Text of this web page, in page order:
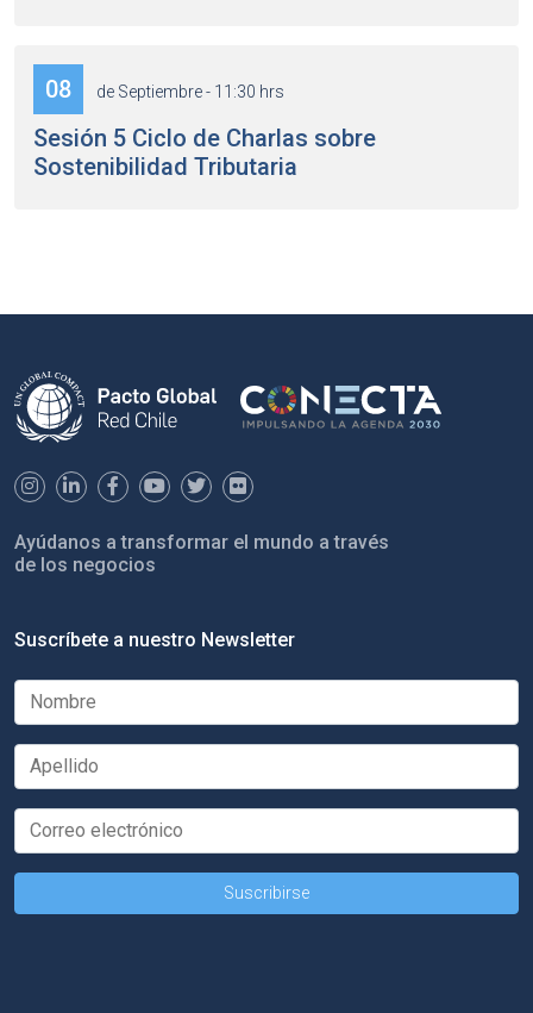
08 de Septiembre - 11:30 hrs
Sesión 5 Ciclo de Charlas sobre
Sostenibilidad Tributaria
Ayúdanos a transformar el mundo a través
de los negocios
Suscríbete a nuestro Newsletter